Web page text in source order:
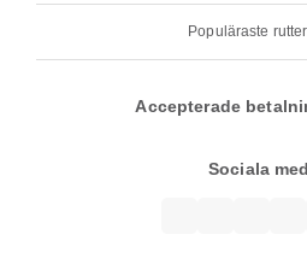
Populäraste
Accepterade
Sociala